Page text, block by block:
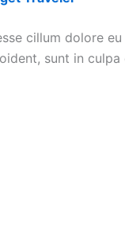
cillum dolore
sunt in culpa